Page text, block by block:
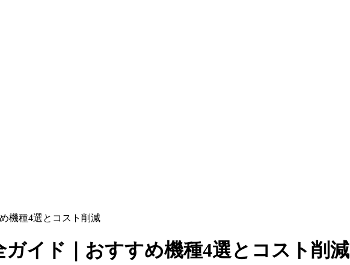
機種4選とコスト削減
ガイド｜おすすめ機種4選とコスト削減